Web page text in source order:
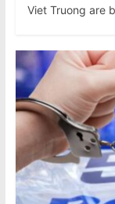
Viet Truong are